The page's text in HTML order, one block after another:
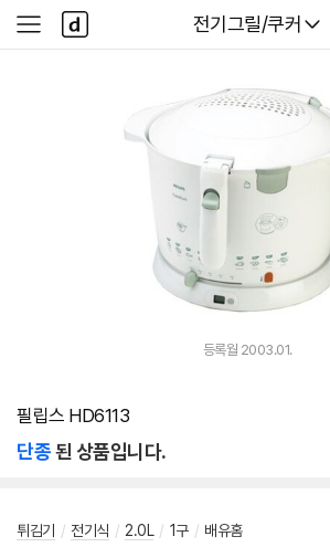
다나와
전기그릴/쿠커
사
이
다
나
와
등록월 2003.01.
필립스 HD6113
단종된 상품입니다.
튀김기 / 전기식 / 2.0L / 1구 / 배유홈